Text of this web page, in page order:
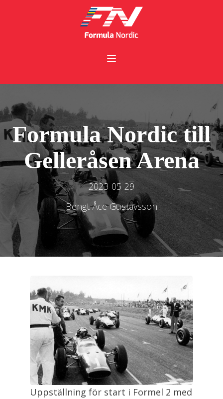
Formula Nordic till
Gelleråsen Arena
2023-05-29
Bengt-Åce Gustavsson
Uppställning för start i Formel 2 med